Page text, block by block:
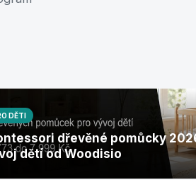
za krokem a
DĚTI
dřevěné pomůcky
dětí od Woodisio